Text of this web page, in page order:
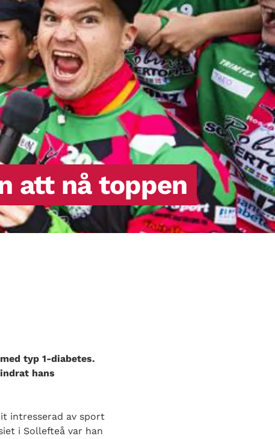
kroppen ifrån att konvertera socker och
stärkelse från mat till energi. Vid
diabetes klarar inte kroppen av att
producera insulin eller det insulin som
produceras fungerar inte (så kallad
insulinresistens).
att nå toppen
typ 1-diabetes.
hans
intresserad av sport
i Sollefteå var han